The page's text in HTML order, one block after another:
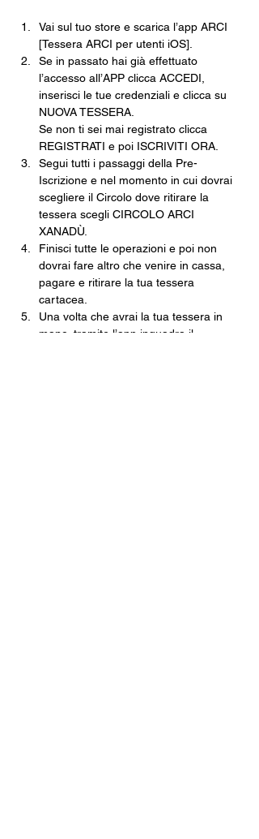
Vai sul tuo store e scarica l’app ARCI
[Tessera ARCI per utenti iOS].
Se in passato hai già effettuato
l’accesso all’APP clicca ACCEDI,
inserisci le tue credenziali e clicca su
NUOVA TESSERA.
Se non ti sei mai registrato clicca
REGISTRATI e poi ISCRIVITI ORA.
Segui tutti i passaggi della Pre-
Iscrizione e nel momento in cui dovrai
scegliere il Circolo dove ritirare la
tessera scegli CIRCOLO ARCI
XANADÙ.
Finisci tutte le operazioni e poi non
dovrai fare altro che venire in cassa,
pagare e ritirare la tua tessera
cartacea.
Una volta che avrai la tua tessera in
mano, tramite l’app inquadra il